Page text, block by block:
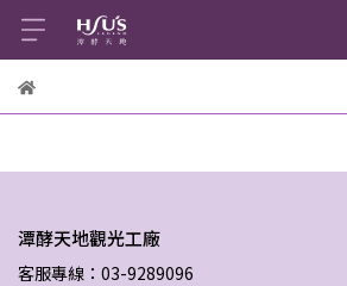
潭酵天地觀光工廠
客服專線：03-9289096